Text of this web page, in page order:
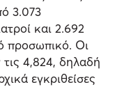
3.073
και 2.692
προσωπικό. Οι
τις 4,824, δηλαδή
εγκριθείσες